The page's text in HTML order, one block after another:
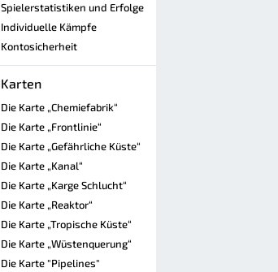
Spielerstatistiken und Erfolge
Individuelle Kämpfe
Kontosicherheit
Karten
Die Karte „Chemiefabrik“
Die Karte „Frontlinie“
Die Karte „Gefährliche Küste“
Die Karte „Kanal“
Die Karte „Karge Schlucht“
Die Karte „Reaktor“
Die Karte „Tropische Küste“
Die Karte „Wüstenquerung“
Die Karte "Pipelines"